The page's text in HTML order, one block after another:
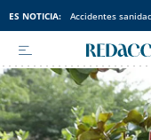
ES NOTICIA: Accidentes